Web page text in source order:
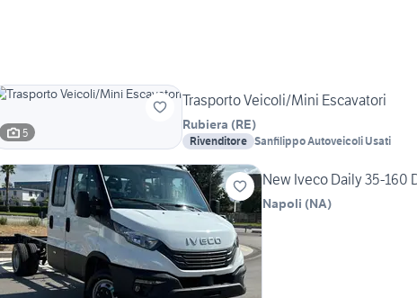
5
Trasporto Veicoli/Mini Escavatori
Rubiera (RE)
Rivenditore Sanfilippo Autoveicoli Usati
New Iveco Daily 35-160
Napoli (NA)